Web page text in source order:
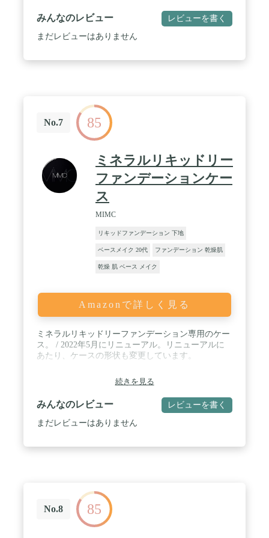
みんなのレビュー レビューを書く
まだレビューはありません
No.7 85
ミネラルリキッドリー
ファンデーションケー
ス
MIMC
リキッドファンデーション 下地
ベースメイク 20代 ファンデーション 乾燥肌
乾燥 肌 ベース メイク
Amazonで詳しく見る
ミネラルリキッドリーファンデーション専用のケー
ス。 / 2022年5月にリニューアル。リニューアルに
あたり、ケースの形状も変更しています。
続きを見る
みんなのレビュー レビューを書く
まだレビューはありません
No.8 85